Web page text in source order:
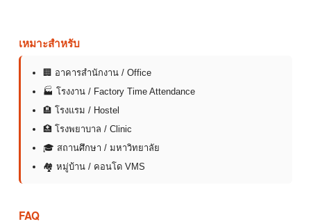
เหมาะสำหรับ
🏢 อาคารสำนักงาน / Office
🏭 โรงงาน / Factory Time Attendance
🏨 โรงแรม / Hostel
🏥 โรงพยาบาล / Clinic
🎓 สถานศึกษา / มหาวิทยาลัย
🏘 หมู่บ้าน / คอนโด VMS
FAQ